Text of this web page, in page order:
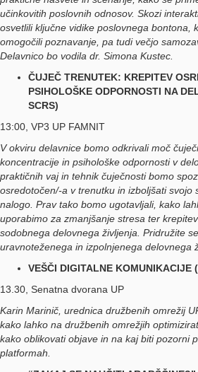
učinkovitih poslovnih odnosov. Skozi
osvetlili ključne vidike poslovnega bontona,
omogočili poznavanje, pa tudi večjo
Delavnico bo vodila dr. Simona Kustec.
ČUJEČ TRENUTEK: KREPITEV
PSIHOLOŠKE ODPORNOSTI NA
SCRS)
13:00, VP3 UP FAMNIT
V okviru delavnice bomo odkrivali moč
koncentracije in psihološke odpornosti v
praktičnih vaj in tehnik čuječnosti bomo
osredotočen/-a v trenutku in izboljšati svojo
nalogo. Prav tako bomo ugotavljali, kako
uporabimo za zmanjšanje stresa ter
sodobnega delovnega življenja. Pridružite
uravnoteženega in izpolnjenega delovnega
VEŠČI DIGITALNE KOMUNIKACIJE
13.30, Senatna dvorana UP
Karin Marinič, urednica družbenih omrežij
kako lahko na družbenih omrežjih
kako oblikovati objave in na kaj biti pozorni
platformah.